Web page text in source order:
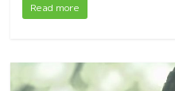
Read more